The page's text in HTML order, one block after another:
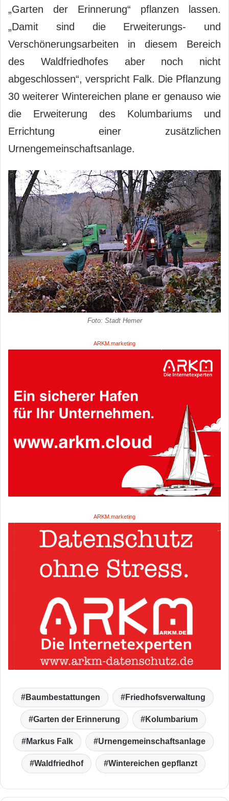
„Garten der Erinnerung“ pflanzen lassen.
„Damit sind die Erweiterungs- und
Verschönerungsarbeiten in diesem Bereich
des Waldfriedhofes aber noch nicht
abgeschlossen“, verspricht Falk. Die Pflanzung
30 weiterer Wintereichen plane er genauso wie
die Erweiterung des Kolumbariums und
Errichtung einer zusätzlichen
Urnengemeinschaftsanlage.
Foto: Stadt Hemer
ARKM.marketing
ARKM.marketing
Baumbestattungen Friedhofsverwaltung
Garten der Erinnerung Kolumbarium
Markus Falk Urnengemeinschaftsanlage
Waldfriedhof Wintereichen gepflanzt